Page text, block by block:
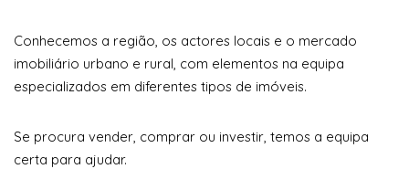
Conhecemos a região, os actores locais e o mercado
imobiliário urbano e rural, com elementos na equipa
especializados em diferentes tipos de imóveis.
Se procura vender, comprar ou investir, temos a equipa
certa para ajudar.